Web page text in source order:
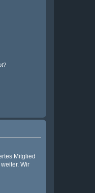
Mitglied
Wir